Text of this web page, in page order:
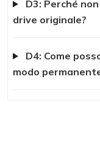
D3: Perché
drive originale?
D4: Come
modo